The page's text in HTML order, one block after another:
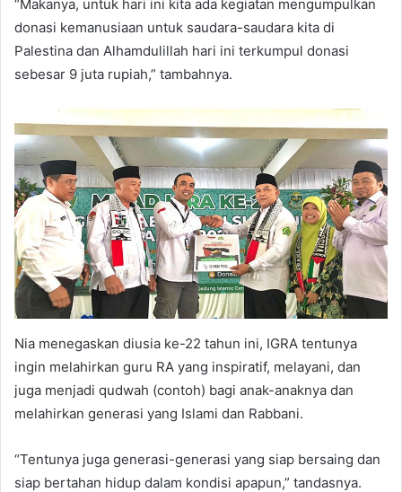
“Makanya, untuk hari ini kita ada kegiatan mengumpulkan
donasi kemanusiaan untuk saudara-saudara kita di
Palestina dan Alhamdulillah hari ini terkumpul donasi
sebesar 9 juta rupiah,” tambahnya.
Nia menegaskan diusia ke-22 tahun ini, IGRA tentunya
ingin melahirkan guru RA yang inspiratif, melayani, dan
juga menjadi qudwah (contoh) bagi anak-anaknya dan
melahirkan generasi yang Islami dan Rabbani.
“Tentunya juga generasi-generasi yang siap bersaing dan
siap bertahan hidup dalam kondisi apapun,” tandasnya.